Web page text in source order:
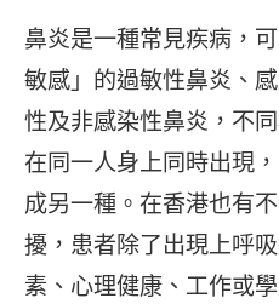
鼻炎是一種常見疾病，
敏感」的過敏性鼻炎、
性及非感染性鼻炎，不
在同一人身上同時出現
成另一種。在香港也有
擾，患者除了出現上呼
素、心理健康、工作或